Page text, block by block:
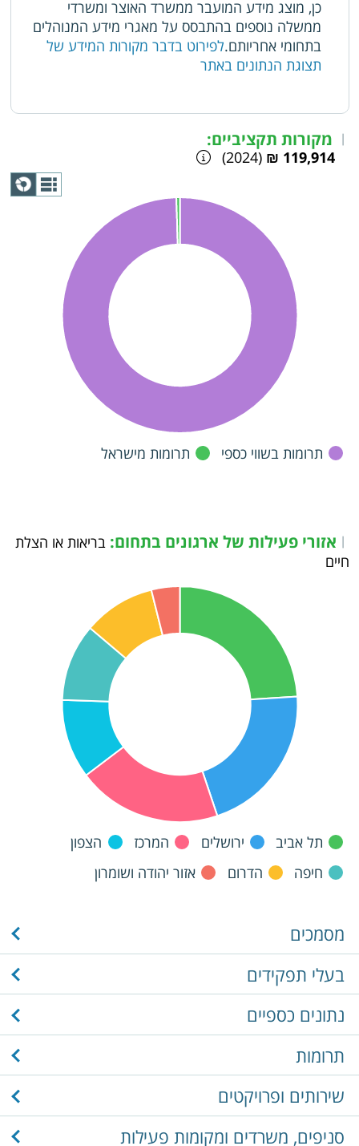
כן, מוצג מידע המועבר ממשרד האוצר ומשרדי
ממשלה נוספים בהתבסס על מאגרי מידע המנוהלים
בתחומי אחריותם.לפירוט בדבר מקורות המידע של
תצוגת הנתונים באתר
| מקורות תקציביים:
119,914 ₪
(2024)
תרומות בשווי כספי תרומות מישראל
| אזורי פעילות של ארגונים בתחום:בריאות או הצלת
חיים
תל אביב ירושלים המרכז
הצפון
חיפה
הדרום אזור יהודה ושומרון
מסמכים
בעלי תפקידים
נתונים כספיים
תרומות
שירותים ופרויקטים
סניפים, משרדים ומקומות פעילות